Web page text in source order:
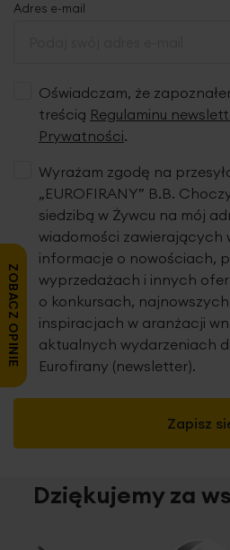
Adres e-mail
Oświadczam, że
treścią Regulaminu
Prywatności.
Zapisz
Wyrażam zgodę na
„EUROFIRANY” B.B.
siedzibą w Żywcu na mój
wiadomości zawierających
informacje o nowościach,
wyprzedażach i innych
o konkursach,
inspiracjach w aranżacji
aktualnych wydarzeniach
Eurofirany (newsletter).
Dziękujemy za
ZOBACZ OPINIE